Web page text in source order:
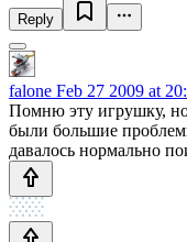
Reply
falone Feb 27 2009 at
Помню эту игрушку,
были большие
давалось нормально